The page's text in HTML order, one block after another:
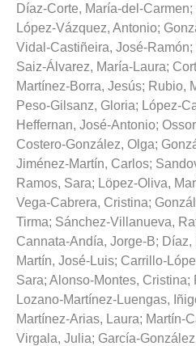
Díaz-Corte, María-del-Carmen;
López-Vázquez, Antonio;
Vidal-Castiñeira, José-Ramón;
Saiz-Álvarez, María-Laura;
Martínez-Borra, Jesús; Rubio,
Peso-Gilsanz, Gloria; López-
Heffernan, José-Antonio;
Costero-González, Olga;
Jiménez-Martín, Carlos;
Ramos, Sara; Löpez-Oliva,
Vega-Cabrera, Cristina;
Tirma; Sánchez-Villanueva,
Cannata-Andía, Jorge-B;
Martín, José-Luis; Carrillo-
Sara; Alonso-Montes, Cristina;
Lozano-Martínez-Luengas,
Martínez-Arias, Laura; Martín-
Virgala, Julia; García-